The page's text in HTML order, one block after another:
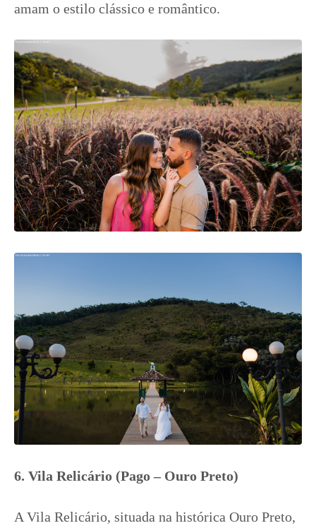
amam o estilo clássico e romântico.
6. Vila Relicário (Pago – Ouro Preto)
A Vila Relicário, situada na histórica Ouro Preto,